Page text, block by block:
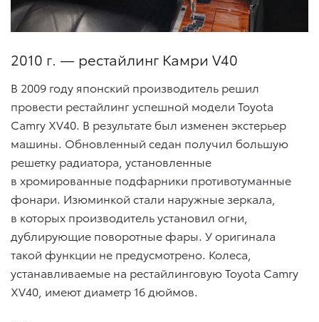
2010 г. — рестайлинг Камри V40
В 2009 году японский производитель решил
провести рестайлинг успешной модели Toyota
Camry XV40. В результате был изменен экстерьер
машины. Обновленный седан получил большую
решетку радиатора, установленные
в хромированные подфарники противотуманные
фонари. Изюминкой стали наружные зеркала,
в которых производитель установил огни,
дублирующие поворотные фары. У оригинала
такой функции не предусмотрено. Колеса,
устанавливаемые на рестайлинговую Toyota Camry
XV40, имеют диаметр 16 дюймов.